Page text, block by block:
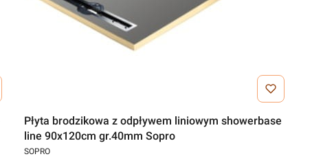
Płyta brodzikowa z odpływem liniowym showerbase
line 90x120cm gr.40mm Sopro
SOPRO